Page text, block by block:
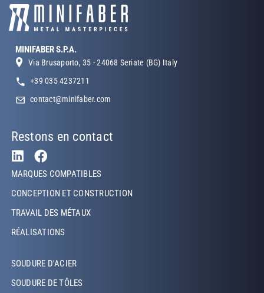
MINIFABER S.P.A.
Via Brusaporto, 35 - 24068 Seriate (BG) Italy
+39 035 4237211
contact@minifaber.com
Restons en contact
Footer Left
MARQUES COMPATIBLES
CONCEPTION ET CONSTRUCTION
TRAVAIL DES MÉTAUX
RÉALISATIONS
Footer Left Middle
SOUDURE D'ACIER
SOUDURE DE TÔLES